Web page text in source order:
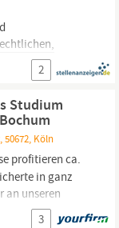
Sie sich
die Bereiche
Betreuer/-
2
Studium
Köln
profitieren ca.
in ganz
an unseren
(m/w/d) im
3